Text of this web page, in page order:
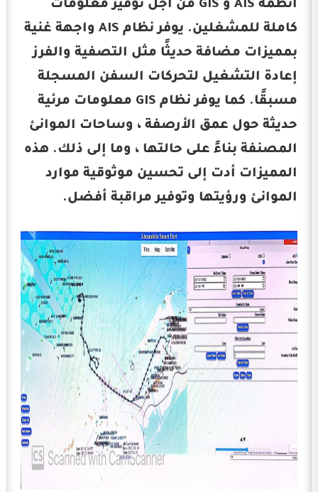
أنظمة AIS و GIS من أجل توفير معلومات
كاملة للمشغلين. يوفر نظام AIS واجهة غنية
بمميزات مضافة حديثًا مثل التصفية والفرز
إعادة التشغيل لتحركات السفن المسجلة
مسبقًا. كما يوفر نظام GIS معلومات مرئية
حديثة حول عمق الأرصفة ، وساحات الموانئ
المصنفة بناءً على حالتها ، وما إلى ذلك. هذه
المميزات أدت إلى تحسين موثوقية موارد
الموانئ ورؤيتها وتوفير مراقبة أفضل.